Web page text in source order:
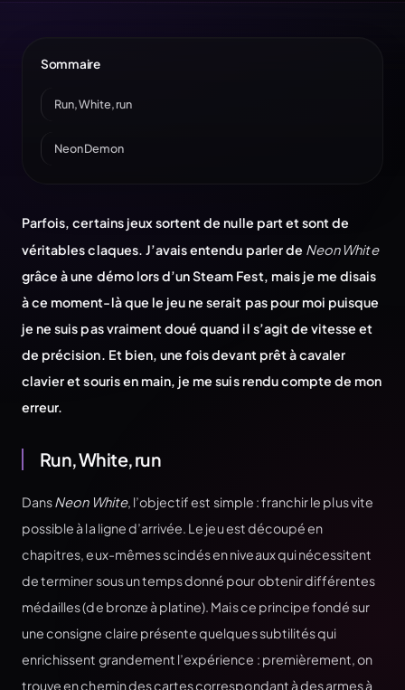
Sommaire
Run, White, run
Neon Demon
Parfois, certains jeux sortent de nulle part et sont de
véritables claques. J’avais entendu parler de Neon White
grâce à une démo lors d’un Steam Fest, mais je me disais
à ce moment-là que le jeu ne serait pas pour moi puisque
je ne suis pas vraiment doué quand il s’agit de vitesse et
de précision. Et bien, une fois devant prêt à cavaler
clavier et souris en main, je me suis rendu compte de mon
erreur.
Run, White, run
DansNeon White, l’objectif est simple : franchir le plus vite
possible à la ligne d’arrivée. Le jeu est découpé en
chapitres, eux-mêmes scindés en niveaux qui nécessitent
de terminer sous un temps donné pour obtenir différentes
médailles (de bronze à platine). Mais ce principe fondé sur
une consigne claire présente quelques subtilités qui
enrichissent grandement l’expérience : premièrement, on
trouve en chemin des cartes correspondant à des armes à